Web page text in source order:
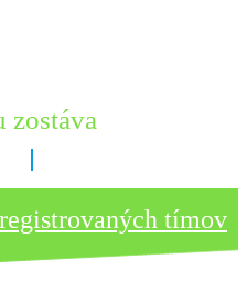
zostáva
tímov